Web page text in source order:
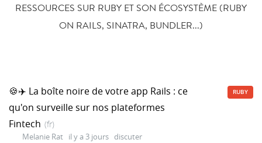
RESSOURCES SUR RUBY ET SON ÉCOSYSTÈME (RUBY
ON RAILS, SINATRA, BUNDLER...)
🍪✈️ La boîte noire de votre app Rails : ce
qu'on surveille sur nos plateformes
Fintech (fr)
Melanie Rat il y a 3 jours discuter
RUBY